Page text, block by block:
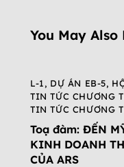
You May Also
L-1, DỰ ÁN EB-5,
TIN TỨC CHƯƠNG
TIN TỨC CHƯƠNG
Toạ đàm: ĐẾN
KINH DOANH
CỦA ARS